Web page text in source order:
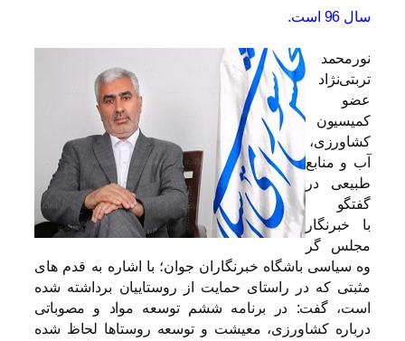
سال 96 است.
نورمحمد
تربتی‌نژاد
عضو
کمیسیون
کشاورزی،
آب و منابع
طبیعی در
گفتگو
با خبرنگار
مجلس گر
وه سیاسی باشگاه خبرنگاران جوان؛ با اشاره به قدم های
مثبتی که در راستای حمایت از روستاییان برداشته شده
است، گفت: در برنامه ششم توسعه مواد و مصوباتی
درباره کشاورزی، معیشت و توسعه روستاها لحاظ شده